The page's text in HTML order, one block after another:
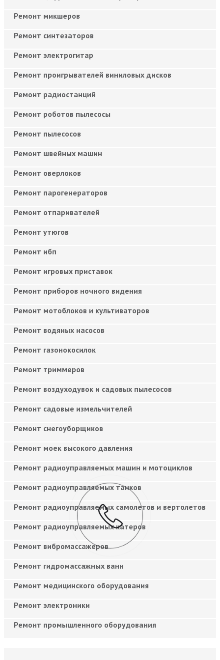
Ремонт микшеров
Ремонт синтезаторов
Ремонт электрогитар
Ремонт проигрывателей виниловых дисков
Ремонт радиостанций
Ремонт роботов пылесосы
Ремонт пылесосов
Ремонт швейных машин
Ремонт оверлоков
Ремонт парогенераторов
Ремонт отпаривателей
Ремонт утюгов
Ремонт ибп
Ремонт игровых приставок
Ремонт приборов ночного видения
Ремонт мотоблоков и культиваторов
Ремонт водяных насосов
Ремонт газонокосилок
Ремонт триммеров
Ремонт воздуходувок и садовых пылесосов
Ремонт садовые измельчителей
Ремонт снегоуборщиков
Ремонт моек высокого давления
Ремонт радиоуправляемых машин и мотоциклов
Ремонт радиоуправляемых танков
Ремонт радиоуправляемых самолетов и вертолетов
Ремонт радиоуправляемых катеров
Ремонт вибромассажеров
Ремонт гидромассажных ванн
Ремонт медицинского оборудования
Ремонт электроники
Ремонт промышленного оборудования